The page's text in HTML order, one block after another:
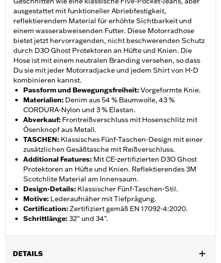
ausgestattet mit funktioneller Abriebfestigkeit,
reflektierendem Material für erhöhte Sichtbarkeit und
einem wasserabweisenden Futter. Diese Motorradhose
bietet jetzt hervorragenden, nicht beschwerenden Schutz
durch D3O Ghost Protektoren an Hüfte und Knien. Die
Hose ist mit einem neutralen Branding versehen, so dass
Du sie mit jeder Motorradjacke und jedem Shirt von H-D
kombinieren kannst.
Passform und Bewegungsfreiheit:Vorgeformte Knie.
Materialien: Denim aus 54 % Baumwolle, 43 %
CORDURA-Nylon und 3 % Elastan.
Abverkauf: Frontreißverschluss mit Hosenschlitz mit
Ösenknopf aus Metall.
TASCHEN: Klassisches Fünf-Taschen-Design mit einer
zusätzlichen Gesäßtasche mit Reißverschluss.
Additional Features: Mit CE-zertifizierten D3O Ghost
Protektoren an Hüfte und Knien. Reflektierendes 3M
Scotchlite Material am Innensaum.
Design-Details: Klassischer Fünf-Taschen-Stil.
Motive: Lederaufnäher mit Tiefprägung.
Certification:Zertifiziert gemäß EN 17092-4:2020.
Schrittlänge:32" und 34".
DETAILS